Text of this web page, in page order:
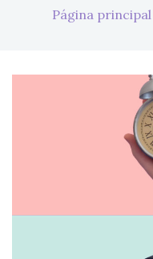
Página principal